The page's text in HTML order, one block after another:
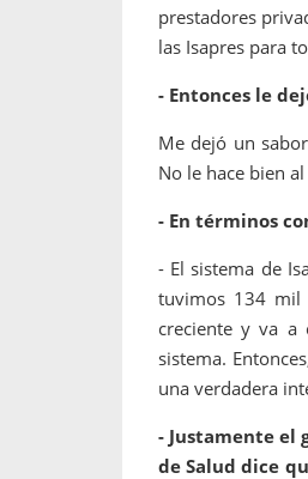
prestadores
las Isapres para
- Entonces le
Me dejó un
No le hace bien
- En términos
- El sistema de
tuvimos 134 mil
creciente y va a
sistema.
una verdadera
- Justamente el
de Salud dice